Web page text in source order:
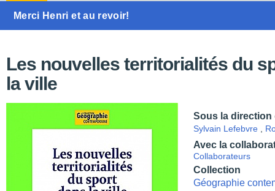
Merci Henri et au revoir!
Les nouvelles territorialités du
la ville
Sous la direction
Sylvain Lefebvre
Avec la
Collaborateurs
Collection
Géographie